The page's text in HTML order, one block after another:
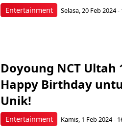
Entertainment Selasa, 20 Feb 2024 -
Entertainment
Doyoung NCT
Happy Birthday
Unik!
Kamis, 1 Feb 2024 -